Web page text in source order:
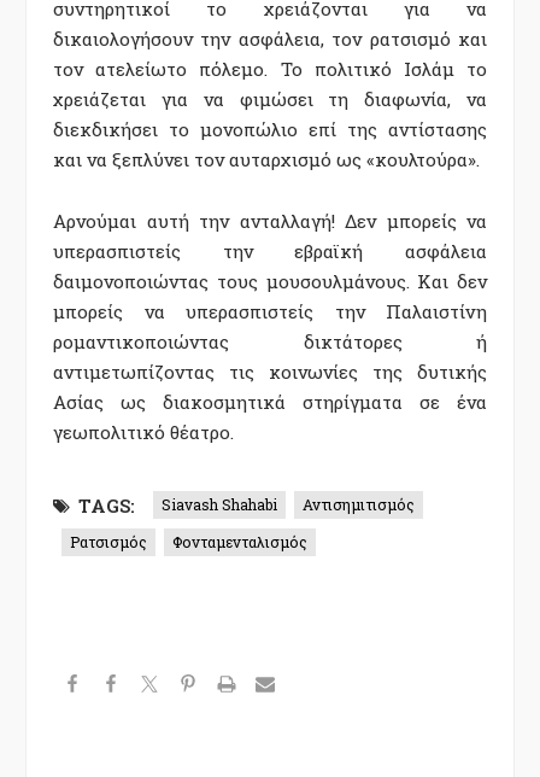
συντηρητικοί το χρειάζονται για να
δικαιολογήσουν την ασφάλεια, τον ρατσισμό και
τον ατελείωτο πόλεμο. Το πολιτικό Ισλάμ το
χρειάζεται για να φιμώσει τη διαφωνία, να
διεκδικήσει το μονοπώλιο επί της αντίστασης
και να ξεπλύνει τον αυταρχισμό ως «κουλτούρα».
Αρνούμαι αυτή την ανταλλαγή! Δεν μπορείς να
υπερασπιστείς την εβραϊκή ασφάλεια
δαιμονοποιώντας τους μουσουλμάνους. Και δεν
μπορείς να υπερασπιστείς την Παλαιστίνη
ρομαντικοποιώντας δικτάτορες ή
αντιμετωπίζοντας τις κοινωνίες της δυτικής
Ασίας ως διακοσμητικά στηρίγματα σε ένα
γεωπολιτικό θέατρο.
TAGS: Siavash Shahabi
Αντισημιτισμός
Ρατσισμός
Φονταμενταλισμός